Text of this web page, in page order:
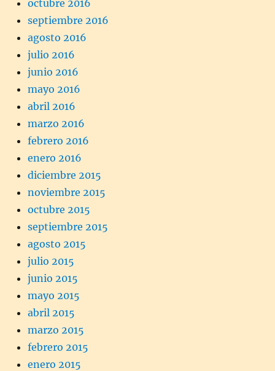
octubre 2016
septiembre 2016
agosto 2016
julio 2016
junio 2016
mayo 2016
abril 2016
marzo 2016
febrero 2016
enero 2016
diciembre 2015
noviembre 2015
octubre 2015
septiembre 2015
agosto 2015
julio 2015
junio 2015
mayo 2015
abril 2015
marzo 2015
febrero 2015
enero 2015